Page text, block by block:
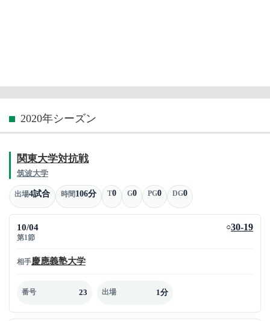
2020年シーズン
関東大学対抗戦
筑波大学
出場4試合 時間106分 T0 G0 PG0 DG0
10/04
第1節
○30-19
相手慶應義塾大学
番号 23 出場 1分